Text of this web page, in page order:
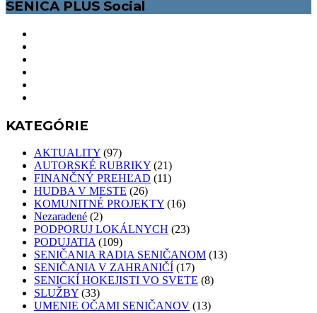
SENICA PLUS Social
KATEGÓRIE
AKTUALITY (97)
AUTORSKÉ RUBRIKY (21)
FINANČNÝ PREHĽAD (11)
HUDBA V MESTE (26)
KOMUNITNÉ PROJEKTY (16)
Nezaradené (2)
PODPORUJ LOKÁLNYCH (23)
PODUJATIA (109)
SENIČANIA RADIA SENIČANOM (13)
SENIČANIA V ZAHRANIČÍ (17)
SENICKÍ HOKEJISTI VO SVETE (8)
SLUŽBY (33)
UMENIE OČAMI SENIČANOV (13)